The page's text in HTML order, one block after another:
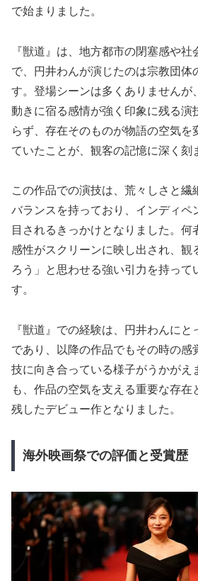
で始まりました。
『獣道』は、地方都市の閉塞感や
で、円井わんが演じたのは宗教団体
す。登場シーンは多くありませんが
動きに宿る感情が強く印象に残る演
らず、存在そのものが物語の空気を
ていたことが、観客の記憶に深く刻
この作品での演技は、荒々しさと繊
バランスを持っており、インディペ
目されるきっかけとなりました。何
感性がスクリーンに映し出され、観
ろう」と思わせる強い引力を持って
す。
『獣道』での経験は、円井わんに
であり、以降の作品でもその時の感
技に向き合っている様子がうかがえ
も、作品の空気を支える重要な存在
残したデビュー作となりました。
海外映画祭での評価と受賞歴